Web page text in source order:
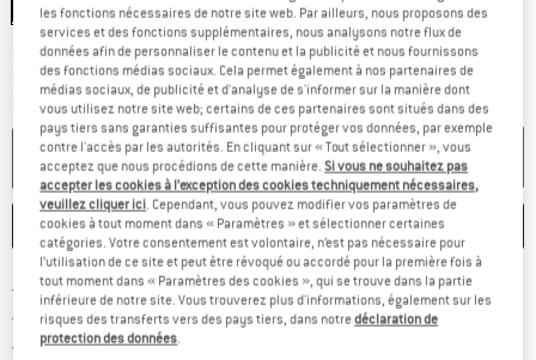
Délai de livraison: 3-5 jours ouvrables
Le lien s'ouvre dans une
Plus que 1 article en stock !
Quantité:
AJOUTER AU PANIER
ENREGISTRER COMPARER
Livraison gratuite dès 69 € (FR)Trouve les infos sur la
Droit de retour de 100 joursTrouve les informations de
> 4 000 000 clients satisfaits
les fonctions nécessaires de notre site web. Par ailleurs, nous proposons des
services et des fonctions supplémentaires, nous analysons notre flux de
données afin de personnaliser le contenu et la publicité et nous fournissons
des fonctions médias sociaux. Cela permet également à nos partenaires de
médias sociaux, de publicité et d'analyse de s'informer sur la manière dont
vous utilisez notre site web; certains de ces partenaires sont situés dans des
pays tiers sans garanties suffisantes pour protéger vos données, par exemple
contre l'accès par les autorités. En cliquant sur « Tout sélectionner », vous
acceptez que nous procédions de cette manière.Si vous ne souhaitez pas
accepter les cookies à l’exception des cookies techniquement nécessaires,
veuillez cliquer ici. Cependant, vous pouvez modifier vos paramètres de
cookies à tout moment dans « Paramètres » et sélectionner certaines
catégories. Votre consentement est volontaire, n’est pas nécessaire pour
l’utilisation de ce site et peut être révoqué ou accordé pour la première fois à
tout moment dans « Paramètres des cookies », qui se trouve dans la partie
inférieure de notre site. Vous trouverez plus d'informations, également sur les
risques des transferts vers des pays tiers, dans notredéclaration de
protection des données.